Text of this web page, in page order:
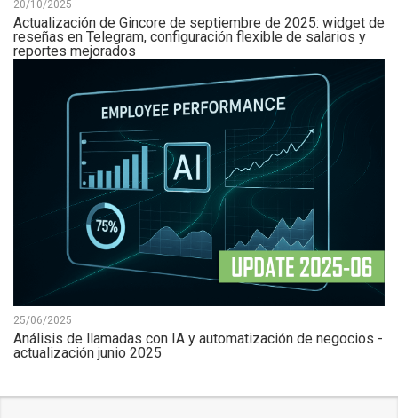
20/10/2025
Actualización de Gincore de septiembre de 2025: widget de
reseñas en Telegram, configuración flexible de salarios y
reportes mejorados
25/06/2025
Análisis de llamadas con IA y automatización de negocios -
actualización junio 2025